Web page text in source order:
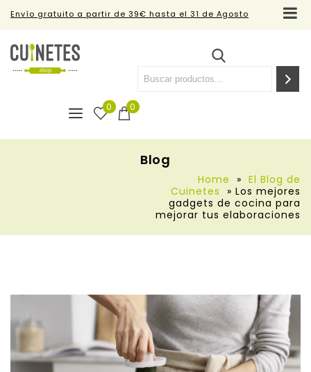
Envío gratuito a partir de 39€ hasta el 31 de Agosto
0
0
Blog
Home » El Blog de
Cuinetes
» Los mejores
gadgets de cocina para
mejorar tus elaboraciones